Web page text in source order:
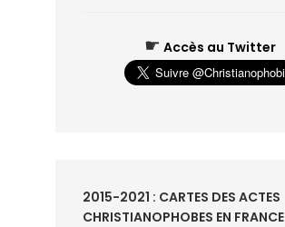
☛ Accès au Twitter
2015-2021 : CARTES DES ACTES
CHRISTIANOPHOBES EN FRANCE